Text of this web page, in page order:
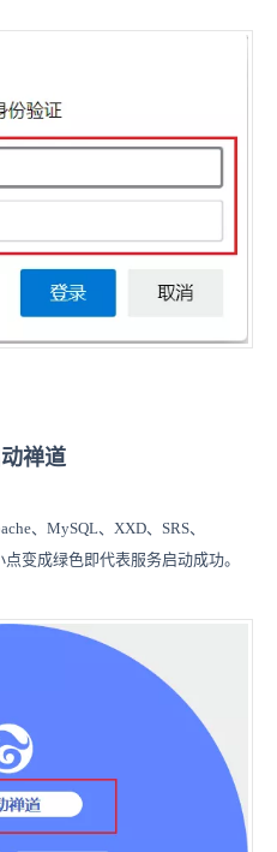
禅道
、MySQL、XXD、SRS、
变成绿色即代表服务启动成功。